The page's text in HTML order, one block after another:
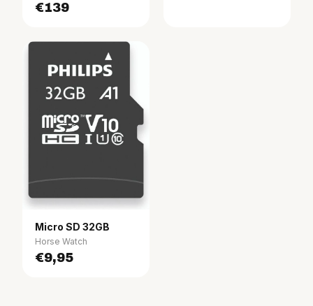
€139
Micro SD 32GB
Horse Watch
€9,95